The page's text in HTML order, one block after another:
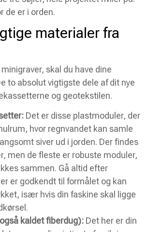
de er i orden.
materialer fra
skal du have dine
to absolut vigtigste dele af dit nye
og geotekstilen.
Det er disse plastmoduler, der
hvor regnvandet kan samle
siver ud i jorden. Der findes
men de fleste er robuste moduler,
sammen. Gå altid efter
er godkendt til formålet og kan
især hvis din faskine skal ligge
kaldet fiberdug): Det her er din